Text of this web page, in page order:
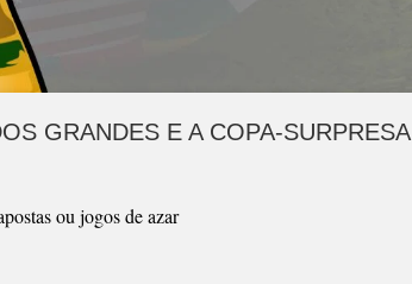
GRANDES E A COPA-SURPRESA
ou jogos de azar